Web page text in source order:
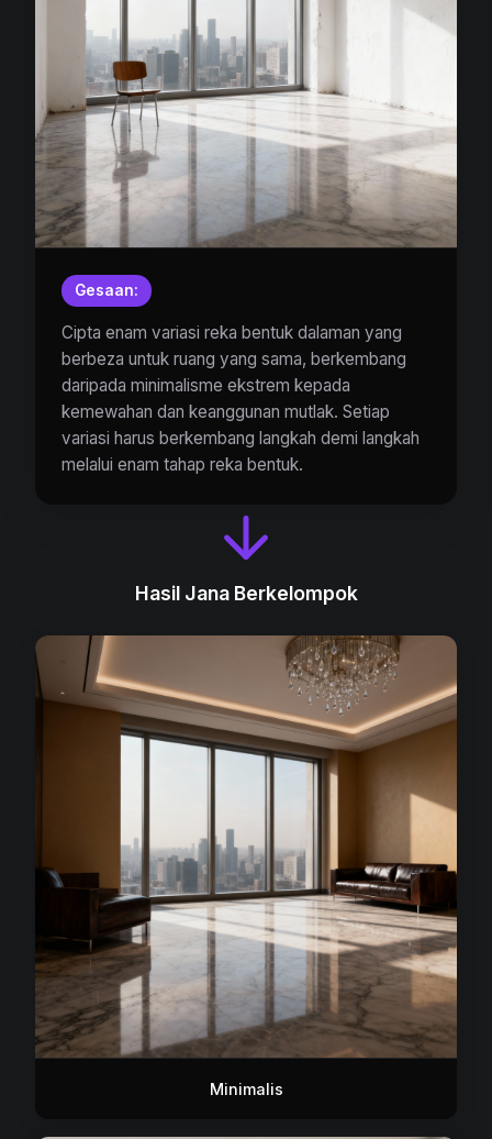
Gesaan:
Cipta enam variasi reka bentuk dalaman yang
berbeza untuk ruang yang sama, berkembang
daripada minimalisme ekstrem kepada
kemewahan dan keanggunan mutlak. Setiap
variasi harus berkembang langkah demi langkah
melalui enam tahap reka bentuk.
Hasil Jana Berkelompok
Minimalis